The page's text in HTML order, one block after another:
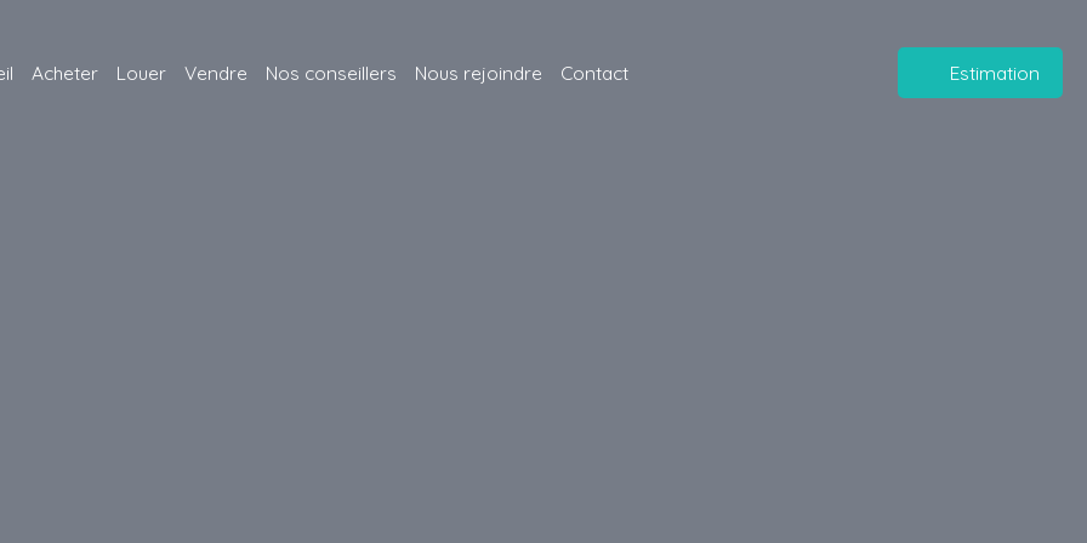
Acheter Louer Vendre Nos conseillers Nous rejoindre Contact Estimation